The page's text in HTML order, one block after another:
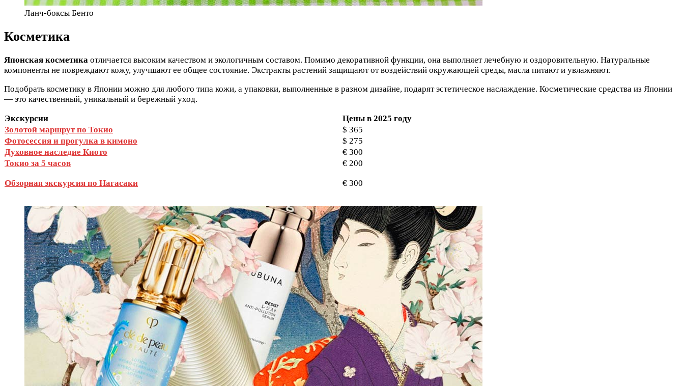
Ланч-боксы Бенто
Косметика
Японская косметика отличается высоким качеством и экологичным составом. Помимо декоративной функции, она выполняет лечебную и оздоровительную. Натуральные
компоненты не повреждают кожу, улучшают ее общее состояние. Экстракты растений защищают от воздействий окружающей среды, масла питают и увлажняют.
Подобрать косметику в Японии можно для любого типа кожи, а упаковки, выполненные в разном дизайне, подарят эстетическое наслаждение. Косметические средства из Японии
— это качественный, уникальный и бережный уход.
Экскурсии
Цены в 2025 году
Золотой маршрут по Токио
$ 365
Фотосессия и прогулка в кимоно
$ 275
Духовное наследие Киото
€ 300
Токио за 5 часов
€ 200
Обзорная экскурсия по Нагасаки € 300